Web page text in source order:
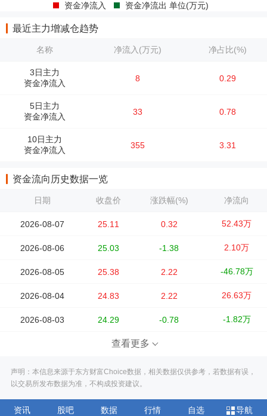
资金净流入 资金净流出 单位(万元)
最近主力增减仓趋势
名称 净流入(万元) 净占比(%)
3日主力
资金净流入
8 0.29
5日主力
资金净流入
33 0.78
10日主力
资金净流入
355 3.31
资金流向历史数据一览
日期 收盘价 涨跌幅(%) 净流向
2026-08-07 25.11 0.32 52.43万
2026-08-06 25.03 -1.38 2.10万
2026-08-05 25.38 2.22 -46.78万
2026-08-04 24.83 2.22 26.63万
2026-08-03 24.29 -0.78 -1.82万
查看更多
声明：本信息来源于东方财富Choice数据，相关数据仅供参考，若数据有误，
以交易所发布数据为准，不构成投资建议。
资讯 股吧 数据 行情 自选 导航